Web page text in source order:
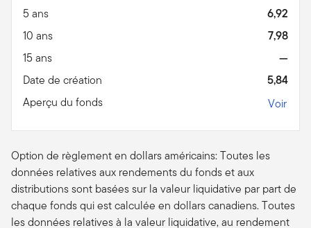
5 ans
6,92
10 ans
7,98
15 ans
—
Date de création
5,84
Aperçu du fonds
Voir
Option de règlement en dollars américains: Toutes les
données relatives aux rendements du fonds et aux
distributions sont basées sur la valeur liquidative par part de
chaque fonds qui est calculée en dollars canadiens. Toutes
les données relatives à la valeur liquidative, au rendement